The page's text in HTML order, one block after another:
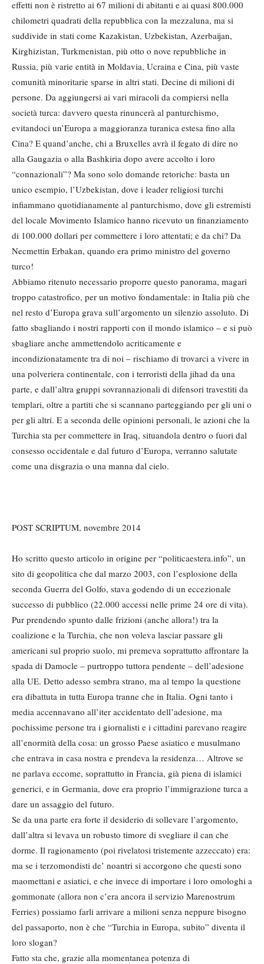
effetti non è ristretto ai 67 milioni di abitanti e ai quasi 800.000
chilometri quadrati della repubblica con la mezzaluna, ma si
suddivide in stati come Kazakistan, Uzbekistan, Azerbaijan,
Kirghizistan, Turkmenistan, più otto o nove repubbliche in
Russia, più varie entità in Moldavia, Ucraina e Cina, più vaste
comunità minoritarie sparse in altri stati. Decine di milioni di
persone. Da aggiungersi ai vari miracoli da compiersi nella
società turca: davvero questa rinuncerà al panturchismo,
evitandoci un’Europa a maggioranza turanica estesa fino alla
Cina? E quand’anche, chi a Bruxelles avrà il fegato di dire no
alla Gaugazia o alla Bashkiria dopo avere accolto i loro
“connazionali”? Ma sono solo domande retoriche: basta un
unico esempio, l’Uzbekistan, dove i leader religiosi turchi
infiammano quotidianamente al panturchismo, dove gli estremisti
del locale Movimento Islamico hanno ricevuto un finanziamento
di 100.000 dollari per commettere i loro attentati; e da chi? Da
Necmettin Erbakan, quando era primo ministro del governo
turco!
Abbiamo ritenuto necessario proporre questo panorama, magari
troppo catastrofico, per un motivo fondamentale: in Italia più che
nel resto d’Europa grava sull’argomento un silenzio assoluto. Di
fatto sbagliando i nostri rapporti con il mondo islamico – e si può
sbagliare anche ammettendolo acriticamente e
incondizionatamente tra di noi – rischiamo di trovarci a vivere in
una polveriera continentale, con i terroristi della jihad da una
parte, e dall’altra gruppi sovrannazionali di difensori travestiti da
templari, oltre a partiti che si scannano parteggiando per gli uni o
per gli altri. E a seconda delle opinioni personali, le azioni che la
Turchia sta per commettere in Iraq, situandola dentro o fuori dal
consesso occidentale e dal futuro d’Europa, verranno salutate
come una disgrazia o una manna dal cielo.
POST SCRIPTUM, novembre 2014
Ho scritto questo articolo in origine per “politicaestera.info”, un
sito di geopolitica che dal marzo 2003, con l’esplosione della
seconda Guerra del Golfo, stava godendo di un eccezionale
successo di pubblico (22.000 accessi nelle prime 24 ore di vita).
Pur prendendo spunto dalle frizioni (anche allora!) tra la
coalizione e la Turchia, che non voleva lasciar passare gli
americani sul proprio suolo, mi premeva soprattutto affrontare la
spada di Damocle – purtroppo tuttora pendente – dell’adesione
alla UE. Detto adesso sembra strano, ma al tempo la questione
era dibattuta in tutta Europa tranne che in Italia. Ogni tanto i
media accennavano all’iter accidentato dell’adesione, ma
pochissime persone tra i giornalisti e i cittadini parevano reagire
all’enormità della cosa: un grosso Paese asiatico e musulmano
che entrava in casa nostra e prendeva la residenza… Altrove se
ne parlava eccome, soprattutto in Francia, già piena di islamici
generici, e in Germania, dove era proprio l’immigrazione turca a
dare un assaggio del futuro.
Se da una parte era forte il desiderio di sollevare l’argomento,
dall’altra si levava un robusto timore di svegliare il can che
dorme. Il ragionamento (poi rivelatosi tristemente azzeccato) era:
ma se i terzomondisti de’ noantri si accorgono che questi sono
maomettani e asiatici, e che invece di importare i loro omologhi a
gommonate (allora non c’era ancora il servizio Marenostrum
Ferries) possiamo farli arrivare a milioni senza neppure bisogno
del passaporto, non è che “Turchia in Europa, subito” diventa il
loro slogan?
Fatto sta che, grazie alla momentanea potenza di